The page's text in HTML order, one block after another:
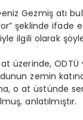
Gezmiş atı
şeklinde ifade
ilgili olarak
üzerinde, ODTÜ
zemin
o at üstünde
anlatılmıştır.